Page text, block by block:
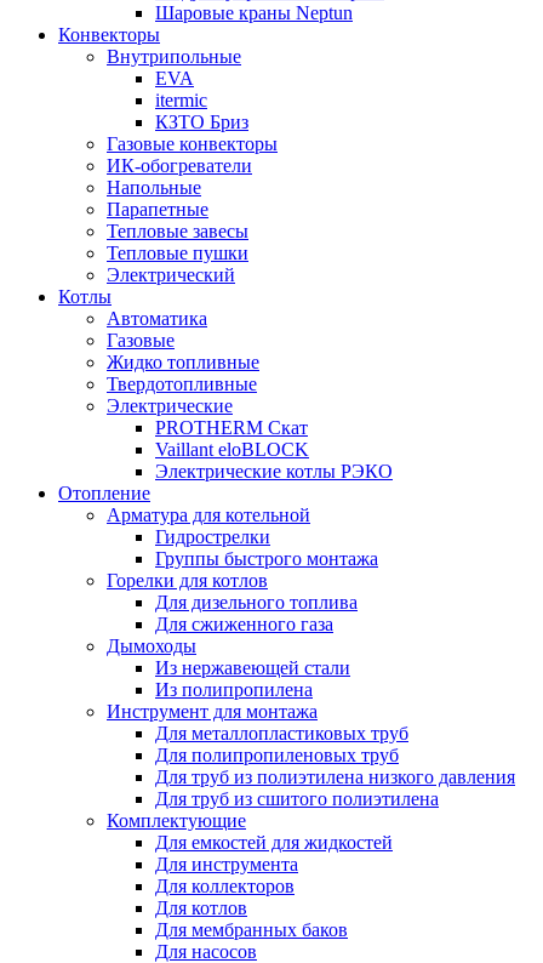
Шаровые краны Neptun
Конвекторы
Внутрипольные
EVA
itermic
КЗТО Бриз
Газовые конвекторы
ИК-обогреватели
Напольные
Парапетные
Тепловые завесы
Тепловые пушки
Электрический
Котлы
Автоматика
Газовые
Жидко топливные
Твердотопливные
Электрические
PROTHERM Скат
Vaillant eloBLOCK
Электрические котлы РЭКО
Отопление
Арматура для котельной
Гидрострелки
Группы быстрого монтажа
Горелки для котлов
Для дизельного топлива
Для сжиженного газа
Дымоходы
Из нержавеющей стали
Из полипропилена
Инструмент для монтажа
Для металлопластиковых труб
Для полипропиленовых труб
Для труб из полиэтилена низкого давления
Для труб из сшитого полиэтилена
Комплектующие
Для емкостей для жидкостей
Для инструмента
Для коллекторов
Для котлов
Для мембранных баков
Для насосов